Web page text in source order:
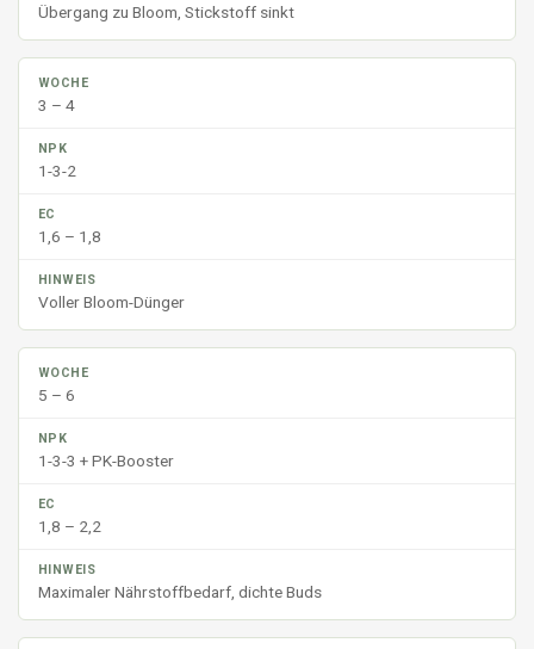
Übergang zu Bloom, Stickstoff sinkt
3 – 4
1-3-2
1,6 – 1,8
Voller Bloom-Dünger
5 – 6
1-3-3 + PK-Booster
1,8 – 2,2
Maximaler Nährstoffbedarf, dichte Buds